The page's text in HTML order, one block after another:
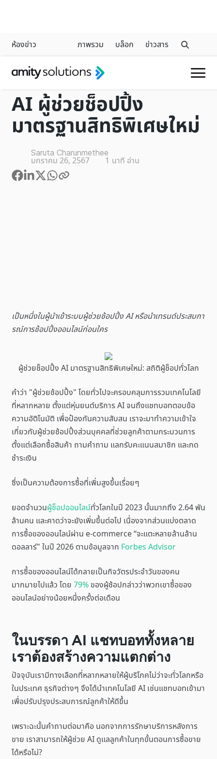
ห้องข่าว ภาพรวม บล็อก ข่าวสาร
GENERATIVE AI
AI ผู้ช่วยช็อปปิ้ง
มาตรฐานสิทธิพิเศษใหม่
Saruta Charunmethee
มกราคม 26, 2567 1 นาที อ่าน
เป็นหนึ่งในผู้นำเข้าระบบผู้ช่วยช้อปปิ้ง AI หรือนำเทรนด์ประสบกา
รณ์การช้อปปิ้งออนไลน์ก่อนใคร
ผู้ช่วยช็อปปิ้ง AI มาตรฐานสิทธิพิเศษใหม่: สถิติผู้ช็อปทั่วโลก
คำว่า "ผู้ช่วยช้อปปิ้ง" โดยทั่วไปจะครอบคลุมการรวมเทคโนโลยี
ที่หลากหลาย ตั้งแต่หุ่นยนต์บริการ AI จนถึงแชทบอทตอบข้อ
ความอัติโนมัติ เพื่อป้องกันความสับสน เราจะมาทำความเข้าใจ
เกี่ยวกับผู้ช่วยช้อปปิ้งส่วนบุคคลที่ช่วยลูกค้าตามกระบวนการ
ตั้งแต่เลือกซื้อสินค้า ถามคำถาม แลกรับคะแนนสมาชิก และกด
ชำระเงิน
ซึ่งเป็นความต้องการซื้อที่เพิ่มสูงขึ้นเรื่อยๆ
ยอดจำนวนผู้ช็อปออนไลน์ทั่วโลกในปี 2023 นั้นมากถึง 2.64 พัน
ล้านคน และคาดว่าจะยังเพิ่มขึ้นต่อไป เนื่องจากส่วนแบ่งตลาด
การซื้อของออนไลน์ผ่าน e-commerce “จะแตะหลายล้านล้าน
ดอลลาร์" ในปี 2026 ตามข้อมูลจาก Forbes Advisor
การซื้อของออนไลน์ได้กลายเป็นกิจวัตรประจำวันของคน
มากมายไปแล้ว โดย 79% ของผู้ช้อปกล่าวว่าพวกเขาซื้อของ
ออนไลน์อย่างน้อยหนึ่งครั้งต่อเดือน
ในบรรดา AI แชทบอททั้งหลาย
เราต้องสร้างความแตกต่าง
ปัจจุบันเรามีทางเลือกที่หลากหลายให้ผู้บริโภคไม่ว่าจะทั่วโลกหรือ
ในประเทศ ธุรกิจต่างๆ จึงได้นำเทคโนโลยี AI เช่นแชทบอทเข้ามา
เพื่อปรับปรุงประสบการณ์ลูกค้าให้ดีขึ้น
เพราะฉะนั้นคำถามต่อมาคือ นอกจากการรักษาบริการหลังการ
ขาย เราสามารถให้ผู้ช่วย AI ดูแลลูกค้าในทุกขั้นตอนการซื้อขาย
ได้หรือไม่?